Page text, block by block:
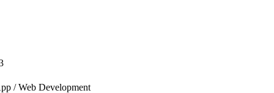
/ Web Development